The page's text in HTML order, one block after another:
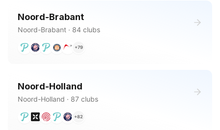
Noord-Brabant
Noord-Brabant · 84 clubs
+79
Noord-Holland
Noord-Holland · 87 clubs
+82